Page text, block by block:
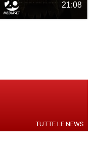
21:08
TUTTE LE NEWS